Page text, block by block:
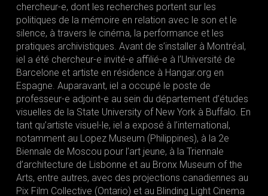
chercheur-e, dont les recherches portent sur les
politiques de la mémoire en relation avec le son et le
silence, à travers le cinéma, la performance et les
pratiques archivistiques. Avant de s’installer à Montréal,
iel a été chercheur-e invité-e affilié-e à l’Université de
Barcelone et artiste en résidence à Hangar.org en
Espagne. Auparavant, iel a occupé le poste de
professeur-e adjoint-e au sein du département d’études
visuelles de la State University of New York à Buffalo. En
tant qu’artiste visuel-le, iel a exposé à l’international,
notamment au Lopez Museum (Philippines), à la 2e
Biennale de Moscou pour l’art jeune, à la Triennale
d’architecture de Lisbonne et au Bronx Museum of the
Arts, entre autres, avec des projections canadiennes au
Pix Film Collective (Ontario) et au Blinding Light Cinema